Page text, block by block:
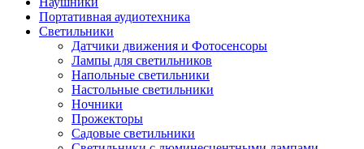
Портативная аудиотехника
Светильники
Датчики движения и Фотосенсоры
Лампы для светильников
Напольные светильники
Настольные светильники
Ночники
Прожекторы
Садовые светильники